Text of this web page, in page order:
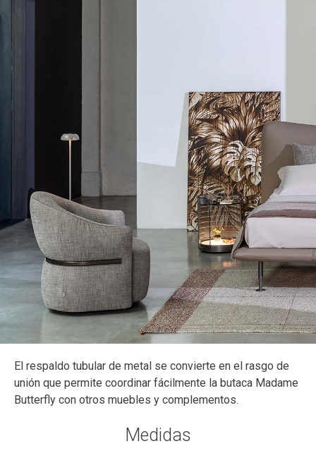
El respaldo tubular de metal se convierte en el rasgo de
unión que permite coordinar fácilmente la butaca Madame
Butterfly con otros muebles y complementos.
Medidas